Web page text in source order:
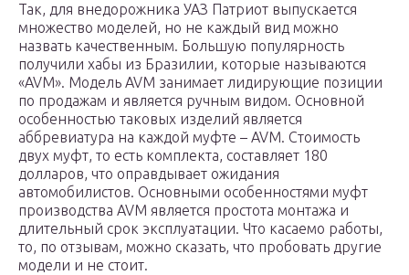
Так, для внедорожника УАЗ Патриот выпускается
множество моделей, но не каждый вид можно
назвать качественным. Большую популярность
получили хабы из Бразилии, которые называются
«AVM». Модель AVM занимает лидирующие позиции
по продажам и является ручным видом. Основной
особенностью таковых изделий является
аббревиатура на каждой муфте – AVM. Стоимость
двух муфт, то есть комплекта, составляет 180
долларов, что оправдывает ожидания
автомобилистов. Основными особенностями муфт
производства AVM является простота монтажа и
длительный срок эксплуатации. Что касаемо работы,
то, по отзывам, можно сказать, что пробовать другие
модели и не стоит.